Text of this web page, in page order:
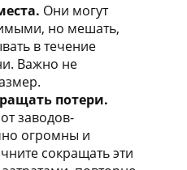
Они могут
но мешать,
в течение
Важно не
потери.
заводов-
огромны и
сокращать эти